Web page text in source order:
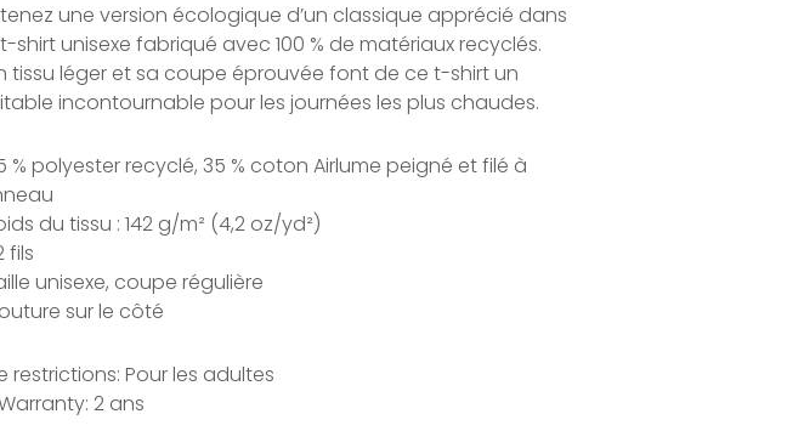
une version écologique d’un classique apprécié dans
shirt unisexe fabriqué avec 100 % de matériaux recyclés.
tissu léger et sa coupe éprouvée font de ce t-shirt un
incontournable pour les journées les plus chaudes.
% polyester recyclé, 35 % coton Airlume peigné et filé à
du tissu : 142 g/m² (4,2 oz/yd²)
fils
unisexe, coupe régulière
sur le côté
restrictions: Pour les adultes
2 ans